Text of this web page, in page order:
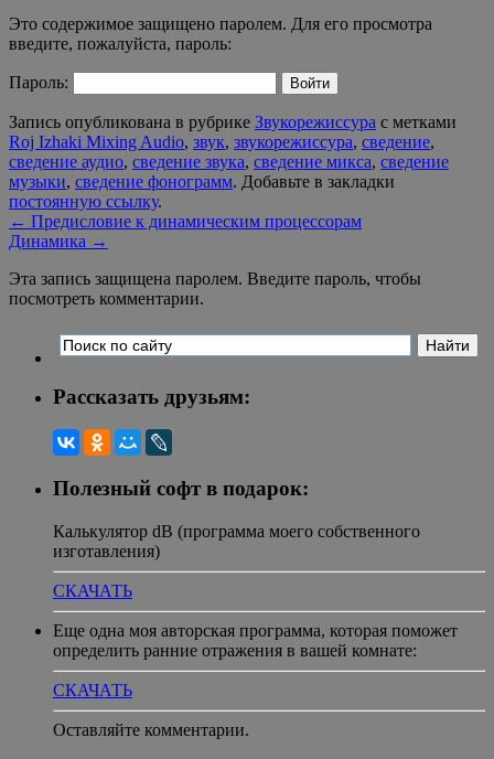
Это содержимое защищено паролем. Для его просмотра
введите, пожалуйста, пароль:
Пароль:
Запись опубликована в рубрике Звукорежиссура с метками
Roj Izhaki Mixing Audio, звук, звукорежиссура, сведение,
сведение аудио, сведение звука, сведение микса, сведение
музыки, сведение фонограмм. Добавьте в закладки
постоянную ссылку.
← Предисловие к динамическим процессорам
Динамика →
Эта запись защищена паролем. Введите пароль, чтобы
посмотреть комментарии.
Рассказать друзьям:
Полезный софт в подарок:
Калькулятор dB (программа моего собственного
изготавления)
СКАЧАТЬ
Еще одна моя авторская программа, которая поможет
определить ранние отражения в вашей комнате:
СКАЧАТЬ
Оставляйте комментарии.